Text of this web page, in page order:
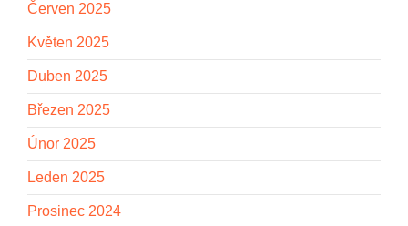
Červen 2025
Květen 2025
Duben 2025
Březen 2025
Únor 2025
Leden 2025
Prosinec 2024